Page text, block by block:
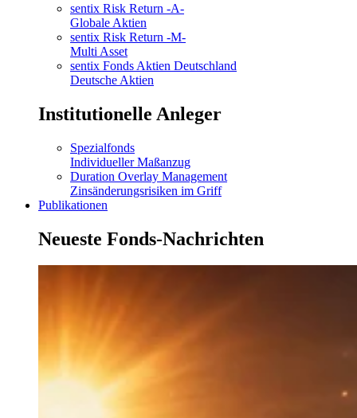
sentix Risk Return -A-
Globale Aktien
sentix Risk Return -M-
Multi Asset
sentix Fonds Aktien Deutschland
Deutsche Aktien
Institutionelle Anleger
Spezialfonds
Individueller Maßanzug
Duration Overlay Management
Zinsänderungsrisiken im Griff
Publikationen
Neueste Fonds-Nachrichten